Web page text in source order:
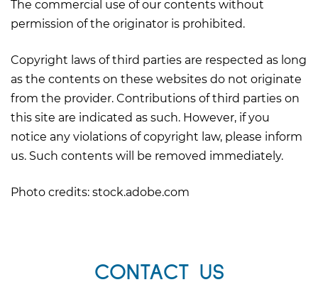
The commercial use of our contents without
permission of the originator is prohibited.
Copyright laws of third parties are respected as long
as the contents on these websites do not originate
from the provider. Contributions of third parties on
this site are indicated as such. However, if you
notice any violations of copyright law, please inform
us. Such contents will be removed immediately.
Photo credits: stock.adobe.com
CONTACT US